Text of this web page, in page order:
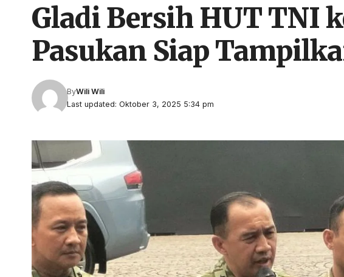
Gladi Bersih HUT TNI
Pasukan Siap
Last updated: Oktober 3, 2025 5:34 pm
ByWili Wili